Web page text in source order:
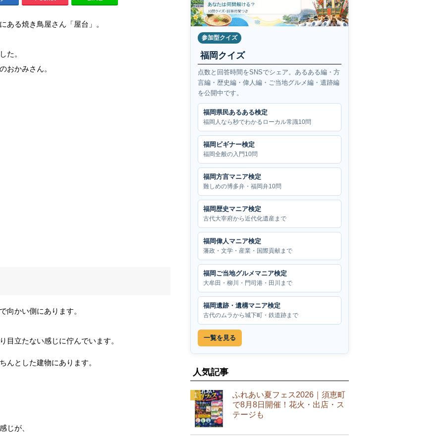
ある焼き鳥屋さん「屋台」。
た。
おかみさん。
向かい側にあります。
目立たない感じに佇んでいます。
んとした建物にあります。
じが、
参加型クイズ
福岡クイズ
点数と回答時間をSNSでシェア。あるある編・方
言編・歴史編・偉人編・ご当地グルメ編・遺跡編
を公開中です。
福岡県民あるある検定
福岡人なら秒でわかるローカル常識10問
福岡ビギナー検定
福岡全般の入門10問
福岡方言マニア検定
難しめの博多弁・福岡弁10問
福岡歴史マニア検定
古代大宰府から近代化遺産まで
福岡偉人マニア検定
藩政・文学・産業・国際貢献まで
福岡ご当地グルメマニア検定
大牟田・柳川・門司港・田川まで
福岡遺跡・遺構マニア検定
古代のムラから城下町・鉄道跡まで
一覧を見る
人気記事
ふれあい夏フェス2026｜須恵町
で8月8日開催！花火・出店・ス
テージも